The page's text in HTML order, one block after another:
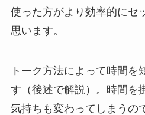
使った方がより効率的にセ
思います。
トーク方法によって時間を
す（後述で解説）。時間を
気持ちも変わってしまうの